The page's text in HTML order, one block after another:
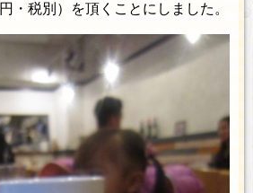
・税別）を頂くことにしました。